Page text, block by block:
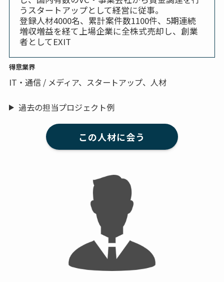
うスタートアップとして経営に従事。
登録人材4000名、累計案件数1100件、5期連続
増収増益を経て上場企業に全株式売却し、創業
者としてEXIT
得意業界
IT・通信 / メディア、スタートアップ、人材
過去の担当プロジェクト例
この人材に会う